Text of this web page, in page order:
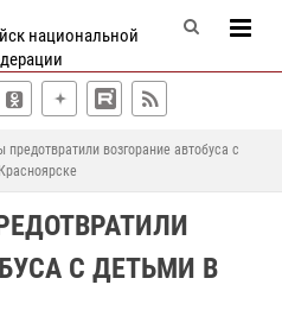
национальной
предотвратили возгорание автобуса с
С ДЕТЬМИ В